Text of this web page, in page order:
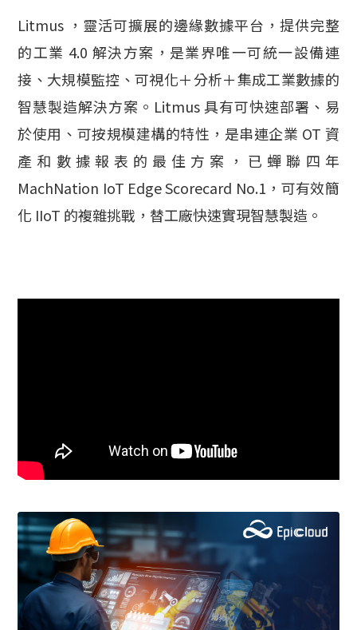
Litmus ，靈活可擴展的邊緣數據平台，提供完整
的工業 4.0 解決方案， 是業界唯一可統一設備連
接、大規模監控、可視化＋分析＋集成工業數據的
智慧製造解決方案。Litmus具有可快速部署、易
於使用、可按規模建構的特性， 是串連企業 OT 資
產和數據報表的最佳方案，已蟬聯四年
MachNation IoT Edge Scorecard No.1，可有效簡
化 IIoT 的複雜挑戰，替工廠快速實現智慧製造 。